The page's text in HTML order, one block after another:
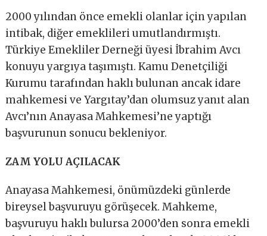
2000 yılından önce emekli olanlar için yapılan
intibak, diğer emeklileri umutlandırmıştı.
Türkiye Emekliler Derneği üyesi İbrahim Avcı
konuyu yargıya taşımıştı. Kamu Denetçiliği
Kurumu tarafından haklı bulunan ancak idare
mahkemesi ve Yargıtay’dan olumsuz yanıt alan
Avcı’nın Anayasa Mahkemesi’ne yaptığı
başvurunun sonucu bekleniyor.
ZAM YOLU AÇILACAK
Anayasa Mahkemesi, önümüzdeki günlerde
bireysel başvuruyu görüşecek. Mahkeme,
başvuruyu haklı bulursa 2000’den sonra emekli